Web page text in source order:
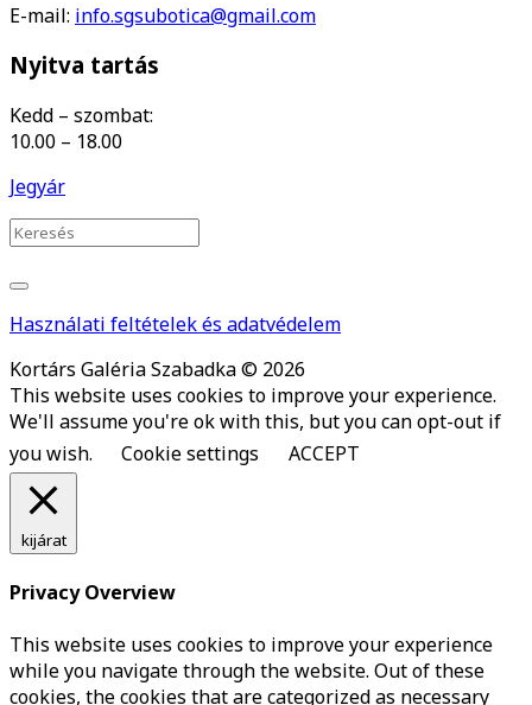
E-mail: info.sgsubotica@gmail.com
Nyitva tartás
Kedd – szombat:
10.00 – 18.00
Jegyár
Használati feltételek és adatvédelem
Kortárs Galéria Szabadka © 2026
This website uses cookies to improve your experience.
We'll assume you're ok with this, but you can opt-out if
you wish.
Cookie settings ACCEPT
kijárat
Privacy Overview
This website uses cookies to improve your experience
while you navigate through the website. Out of these
cookies, the cookies that are categorized as necessary